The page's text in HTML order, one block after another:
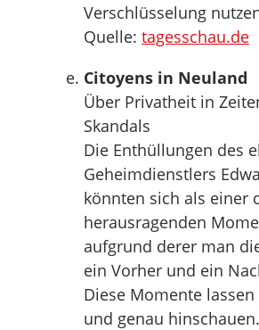
Verschlüsselung
Quelle: tagesschau.de
Citoyens in Neuland
Über Privatheit in
Skandals
Die Enthüllungen des
Geheimdienstlers
könnten sich als einer
herausragenden
aufgrund derer man
ein Vorher und ein
Diese Momente
und genau hinschauen.